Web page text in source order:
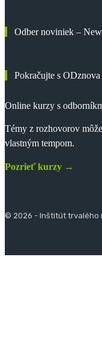
Odber noviniek –
Pokračujte s ODznova
Online kurzy s
Témy z rozhovorov
vlastným tempom.
Pozrieť kurzy →
© 2026 - Inštitút trvalého